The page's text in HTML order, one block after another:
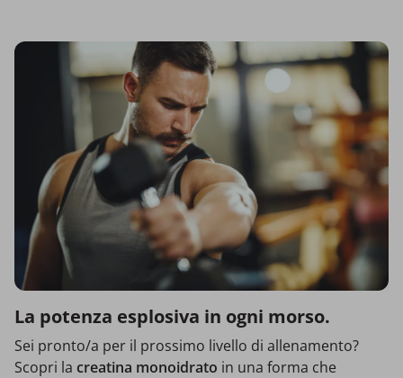
La potenza esplosiva in ogni morso.
Sei pronto/a per il prossimo livello di allenamento?
Scopri la creatina monoidrato in una forma che